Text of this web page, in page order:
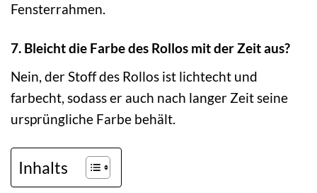
Fensterrahmen.
7. Bleicht die Farbe des Rollos mit der Zeit aus?
Nein, der Stoff des Rollos ist lichtecht und
farbecht, sodass er auch nach langer Zeit seine
ursprüngliche Farbe behält.
Inhalts